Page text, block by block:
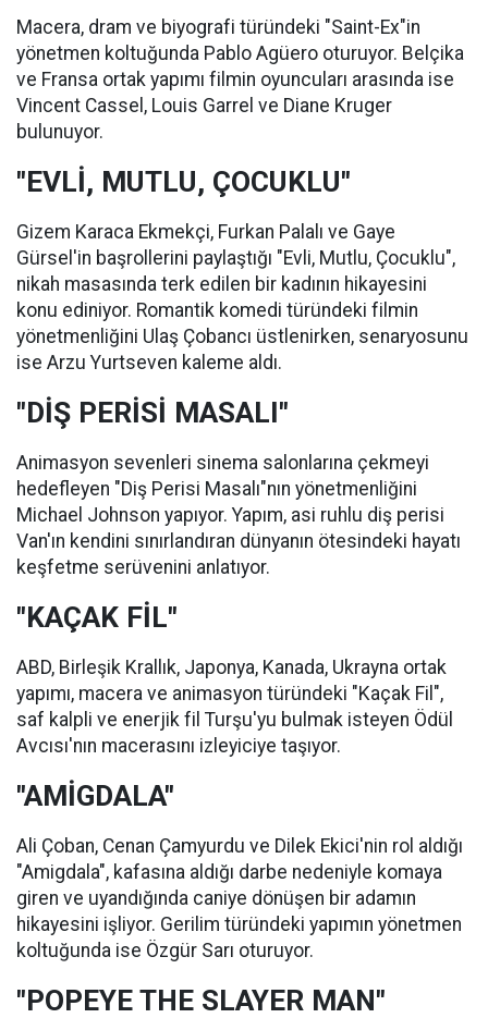
Macera, dram ve biyografi türündeki "Saint-Ex"in
yönetmen koltuğunda Pablo Agüero oturuyor. Belçika
ve Fransa ortak yapımı filmin oyuncuları arasında ise
Vincent Cassel, Louis Garrel ve Diane Kruger
bulunuyor.
"EVLİ, MUTLU, ÇOCUKLU"
Gizem Karaca Ekmekçi, Furkan Palalı ve Gaye
Gürsel'in başrollerini paylaştığı "Evli, Mutlu, Çocuklu",
nikah masasında terk edilen bir kadının hikayesini
konu ediniyor. Romantik komedi türündeki filmin
yönetmenliğini Ulaş Çobancı üstlenirken, senaryosunu
ise Arzu Yurtseven kaleme aldı.
"DİŞ PERİSİ MASALI"
Animasyon sevenleri sinema salonlarına çekmeyi
hedefleyen "Diş Perisi Masalı"nın yönetmenliğini
Michael Johnson yapıyor. Yapım, asi ruhlu diş perisi
Van'ın kendini sınırlandıran dünyanın ötesindeki hayatı
keşfetme serüvenini anlatıyor.
"KAÇAK FİL"
ABD, Birleşik Krallık, Japonya, Kanada, Ukrayna ortak
yapımı, macera ve animasyon türündeki "Kaçak Fil",
saf kalpli ve enerjik fil Turşu'yu bulmak isteyen Ödül
Avcısı'nın macerasını izleyiciye taşıyor.
"AMİGDALA"
Ali Çoban, Cenan Çamyurdu ve Dilek Ekici'nin rol aldığı
"Amigdala", kafasına aldığı darbe nedeniyle komaya
giren ve uyandığında caniye dönüşen bir adamın
hikayesini işliyor. Gerilim türündeki yapımın yönetmen
koltuğunda ise Özgür Sarı oturuyor.
"POPEYE THE SLAYER MAN"